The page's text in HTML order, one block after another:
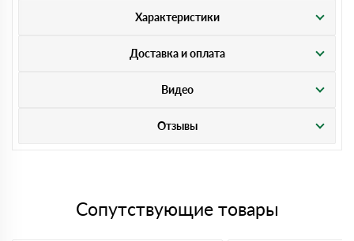
Характеристики
Доставка и оплата
Видео
Отзывы
Сопутствующие товары